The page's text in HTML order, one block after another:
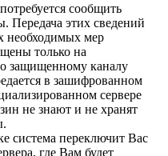
сообщить
Передача этих сведений
необходимых мер
только на
защищенному каналу
в зашифрованном
сервере
не знают и не хранят
система переключит Вас
где Вам будет